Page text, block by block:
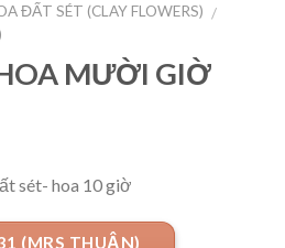
ĐẤT SÉT (CLAY FLOWERS) /
MƯỜI GIỜ
sét- hoa 10 giờ
(MRS THUẬN)